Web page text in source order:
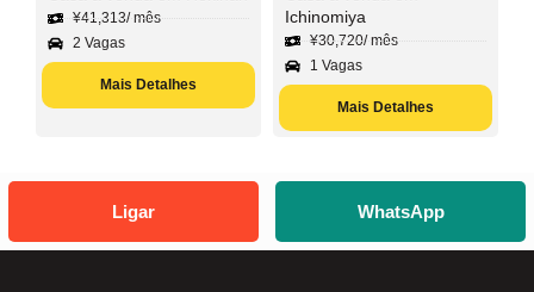
¥41,313/ mês
2 Vagas
Mais Detalhes
Ichinomiya
¥30,720/ mês
1 Vagas
Mais Detalhes
Ligar WhatsApp